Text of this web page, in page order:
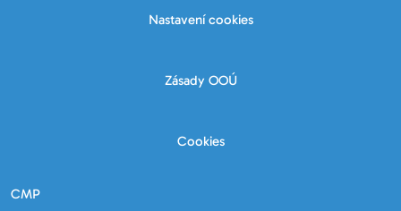
Nastavení cookies
Zásady OOÚ
Cookies
CMP